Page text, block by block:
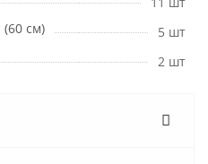
(60 см)
5 шт
2 шт